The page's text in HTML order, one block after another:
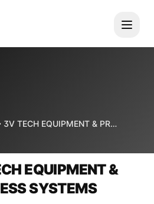
3V TECH EQUIPMENT & PROCESS SYSTEMS S.P.A.
EQUIPMENT &
SYSTEMS